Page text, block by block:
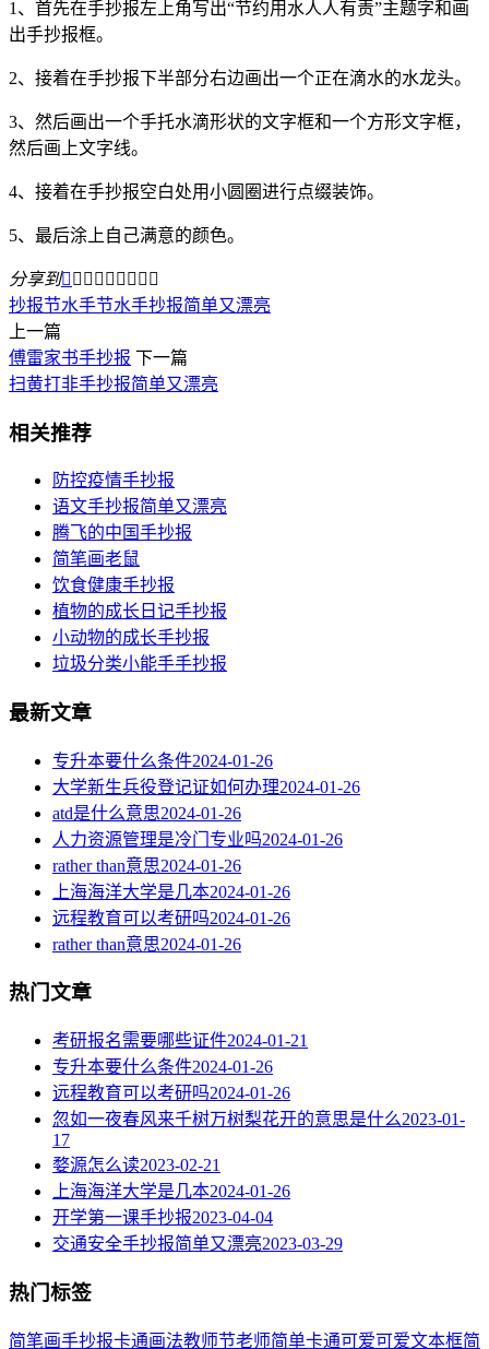
1、首先在手抄报左上角写出“节约用水人人有责”主题字和画
出手抄报框。
2、接着在手抄报下半部分右边画出一个正在滴水的水龙头。
3、然后画出一个手托水滴形状的文字框和一个方形文字框，
然后画上文字线。
4、接着在手抄报空白处用小圆圈进行点缀装饰。
5、最后涂上自己满意的颜色。
分享到        
抄报​节水手​节水手抄报简单又漂亮
上一篇
​傅雷家书手抄报 下一篇
​扫黄打非手抄报简单又漂亮
相关推荐
​防控疫情手抄报
语文手抄报简单又漂亮
腾飞的中国手抄报
简笔画老鼠
饮食健康手抄报
植物的成长日记手抄报
小动物的成长手抄报
垃圾分类小能手手抄报
最新文章
专升本要什么条件2024-01-26
大学新生兵役登记证如何办理2024-01-26
atd是什么意思2024-01-26
人力资源管理是冷门专业吗2024-01-26
rather than意思2024-01-26
上海海洋大学是几本2024-01-26
远程教育可以考研吗2024-01-26
rather than意思2024-01-26
热门文章
考研报名需要哪些证件2024-01-21
专升本要什么条件2024-01-26
远程教育可以考研吗2024-01-26
忽如一夜春风来千树万树梨花开的意思是什么2023-01-
17
婺源怎么读2023-02-21
上海海洋大学是几本2024-01-26
开学第一课手抄报2023-04-04
交通安全手抄报简单又漂亮2023-03-29
热门标签
简笔画手抄报卡通画法教师节老师简单卡通可爱可爱文本框简